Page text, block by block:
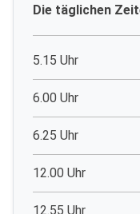
Die täglichen
5.15 Uhr
6.00 Uhr
6.25 Uhr
12.00 Uhr
12.55 Uhr